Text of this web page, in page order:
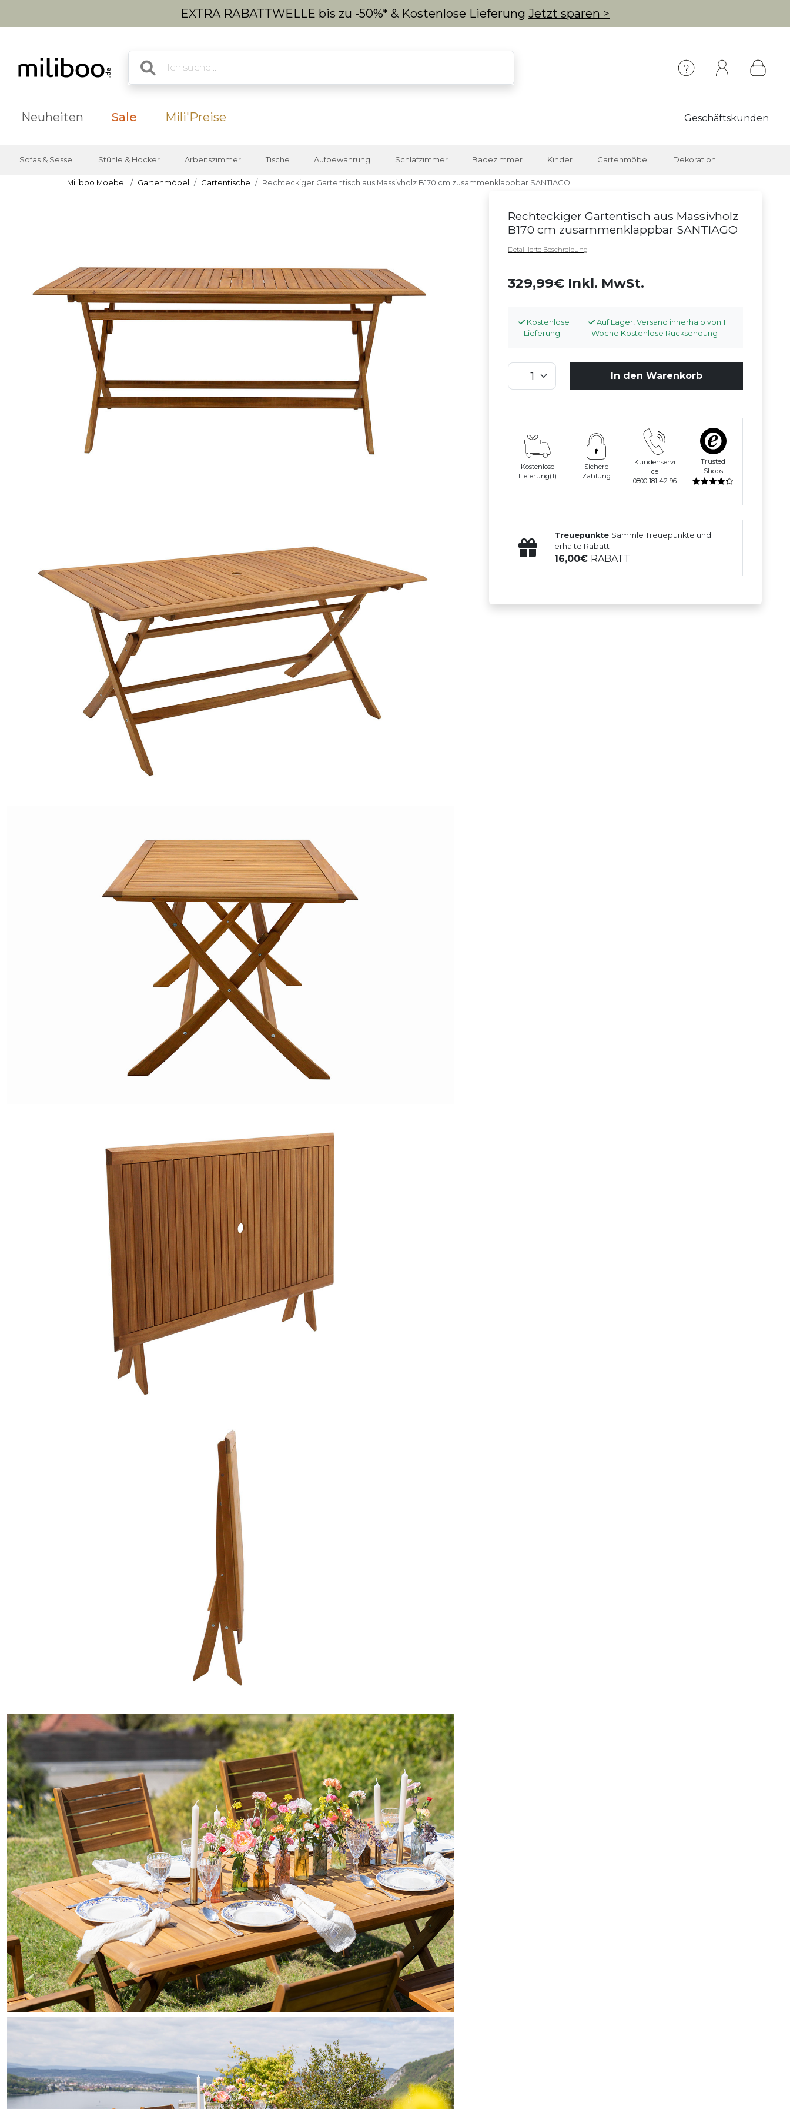
EXTRA RABATTWELLE bis zu -50%* & Kostenlose Lieferung Jetzt sparen >
Neuheiten Sale Mili'Preise Geschäftskunden
Sofas & Sessel Stühle & Hocker Arbeitszimmer Tische Aufbewahrung Schlafzimmer Badezimmer Kinder Gartenmöbel Dekoration
Miliboo Moebel Gartenmöbel Gartentische Rechteckiger Gartentisch aus Massivholz B170 cm zusammenklappbar SANTIAGO
Rechteckiger Gartentisch aus Massivholz
B170 cm zusammenklappbar SANTIAGO
Detaillierte Beschreibung
329,99€ Inkl. MwSt.
Kostenlose
Lieferung
Auf Lager, Versand innerhalb von 1
Woche Kostenlose Rücksendung
In den Warenkorb
Kostenlose
Lieferung(1)
Sichere
Zahlung
Kundenservi
ce
0800 181 42 96
Trusted
Shops
Treuepunkte Sammle Treuepunkte und
erhalte Rabatt
16,00 RABATT